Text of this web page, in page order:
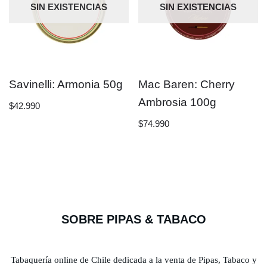
SIN EXISTENCIAS
Savinelli: Armonia 50g
$42.990
SIN EXISTENCIAS
Mac Baren: Cherry
Ambrosia 100g
$74.990
SOBRE PIPAS & TABACO
Tabaquería online de Chile dedicada a la venta de Pipas, Tabaco y